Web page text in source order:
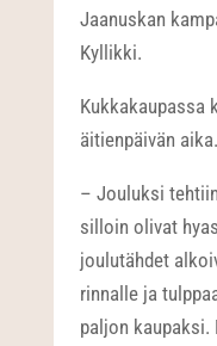
Jaanuskan
Kyllikki.
Kukkakaupassa
äitienpäivän aika.
– Jouluksi
silloin olivat
joulutähdet
rinnalle ja
paljon